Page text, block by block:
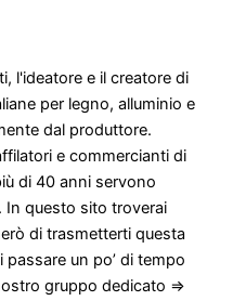
l'ideatore e il creatore di
per legno, alluminio e
dal produttore.
e commercianti di
di 40 anni servono
In questo sito troverai
di trasmetterti questa
un po’ di tempo
gruppo dedicato =>